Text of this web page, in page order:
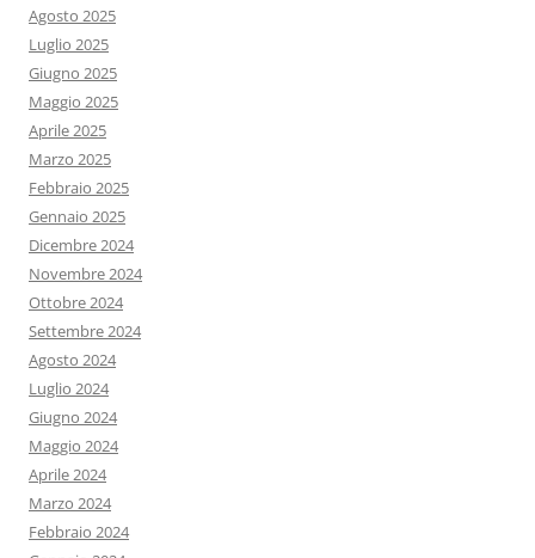
Agosto 2025
Luglio 2025
Giugno 2025
Maggio 2025
Aprile 2025
Marzo 2025
Febbraio 2025
Gennaio 2025
Dicembre 2024
Novembre 2024
Ottobre 2024
Settembre 2024
Agosto 2024
Luglio 2024
Giugno 2024
Maggio 2024
Aprile 2024
Marzo 2024
Febbraio 2024